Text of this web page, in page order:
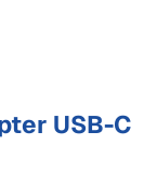
USB-C